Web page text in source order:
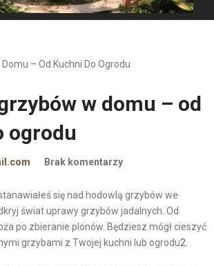
– Od Kuchni Do Ogrodu
w domu – od
ogrodu
Brak komentarzy
się nad hodowlą grzybów we
świat uprawy grzybów jadalnych. Od
po zbieranie plonów. Będziesz mógł cieszyć
grzybami z Twojej kuchni lub ogrodu2.